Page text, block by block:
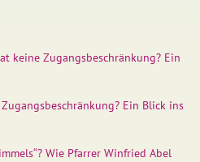
keine Zugangsbeschränkung? Ein
Ein Blick ins
Wie Pfarrer Winfried Abel